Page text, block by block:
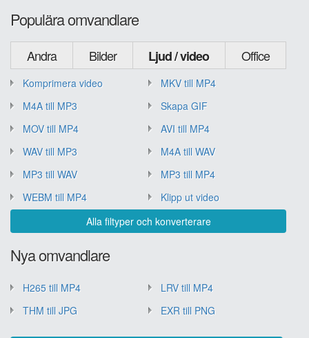
Populära omvandlare
Andra Bilder Ljud / video Office
Komprimera video
MKV till MP4
M4A till MP3
Skapa GIF
MOV till MP4
AVI till MP4
WAV till MP3
M4A till WAV
MP3 till WAV
MP3 till MP4
WEBM till MP4
Klipp ut video
Alla filtyper och konverterare
Nya omvandlare
H265 till MP4
LRV till MP4
THM till JPG
EXR till PNG